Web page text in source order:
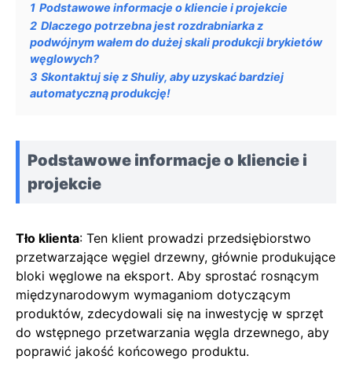
1 Podstawowe informacje o kliencie i projekcie
2 Dlaczego potrzebna jest rozdrabniarka z
podwójnym wałem do dużej skali produkcji brykietów
węglowych?
3 Skontaktuj się z Shuliy, aby uzyskać bardziej
automatyczną produkcję!
Podstawowe informacje o kliencie i
projekcie
Tło klienta: Ten klient prowadzi przedsiębiorstwo
przetwarzające węgiel drzewny, głównie produkujące
bloki węglowe na eksport. Aby sprostać rosnącym
międzynarodowym wymaganiom dotyczącym
produktów, zdecydowali się na inwestycję w sprzęt
do wstępnego przetwarzania węgla drzewnego, aby
poprawić jakość końcowego produktu.